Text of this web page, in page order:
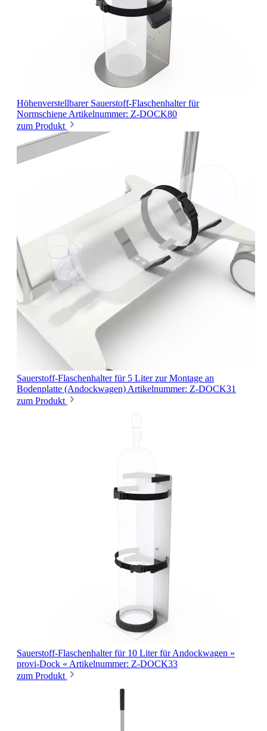
Höhenverstellbarer Sauerstoff-Flaschenhalter für
Normschiene Artikelnummer: Z-DOCK80
zum Produkt
Sauerstoff-Flaschenhalter für 5 Liter zur Montage an
Bodenplatte (Andockwagen) Artikelnummer: Z-DOCK31
zum Produkt
Sauerstoff-Flaschenhalter für 10 Liter für Andockwagen »
provi-Dock « Artikelnummer: Z-DOCK33
zum Produkt